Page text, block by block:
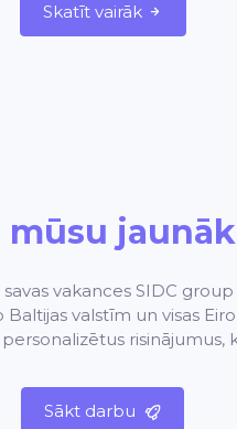
Skatīt vairāk
mūsu
vakances SIDC
valstīm un visas
risinājumus,
Sākt darbu